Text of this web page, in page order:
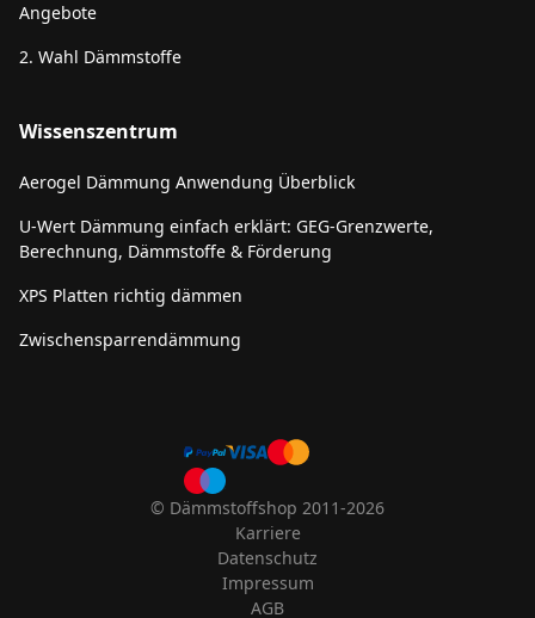
Angebote
2. Wahl Dämmstoffe
Wissenszentrum
Aerogel Dämmung Anwendung Überblick
U-Wert Dämmung einfach erklärt: GEG-Grenzwerte,
Berechnung, Dämmstoffe & Förderung
XPS Platten richtig dämmen
Zwischensparrendämmung
© Dämmstoffshop 2011-2026
Karriere
Datenschutz
Impressum
AGB